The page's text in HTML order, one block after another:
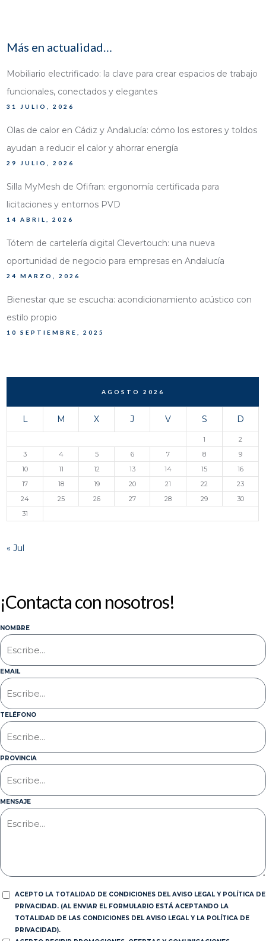
Más en actualidad…
Mobiliario electrificado: la clave para crear espacios de trabajo
funcionales, conectados y elegantes
31 JULIO, 2026
Olas de calor en Cádiz y Andalucía: cómo los estores y toldos
ayudan a reducir el calor y ahorrar energía
29 JULIO, 2026
Silla MyMesh de Ofifran: ergonomía certificada para
licitaciones y entornos PVD
14 ABRIL, 2026
Tótem de cartelería digital Clevertouch: una nueva
oportunidad de negocio para empresas en Andalucía
24 MARZO, 2026
Bienestar que se escucha: acondicionamiento acústico con
estilo propio
10 SEPTIEMBRE, 2025
AGOSTO 2026
L M X J V S D
1
2
3
4 5 6 7 8
9
10
11 12 13 14 15
16
17
18 19 20 21 22
23
24
25 26 27 28 29
30
31
« Jul
¡Contacta con nosotros!
NOMBRE
EMAIL
TELÉFONO
PROVINCIA
MENSAJE
ACEPTO LA TOTALIDAD DE CONDICIONES DEL AVISO LEGAL Y POLÍTICA DE
PRIVACIDAD. (AL ENVIAR EL FORMULARIO ESTÁ ACEPTANDO LA
TOTALIDAD DE LAS CONDICIONES DEL AVISO LEGAL Y LA POLÍTICA DE
PRIVACIDAD).